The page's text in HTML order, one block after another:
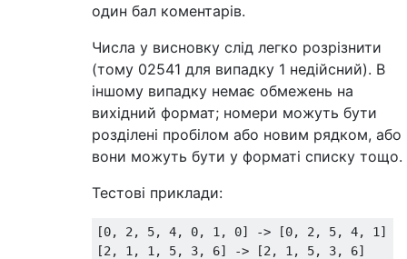
один бал коментарів.
Числа у висновку слід легко розрізнити
(тому 02541 для випадку 1 недійсний). В
іншому випадку немає обмежень на
вихідний формат; номери можуть бути
розділені пробілом або новим рядком, або
вони можуть бути у форматі списку тощо.
Тестові приклади:
[0, 2, 5, 4, 0, 1, 0] -> [0, 2, 5, 4, 1]
[2, 1, 1, 5, 3, 6] -> [2, 1, 5, 3, 6]